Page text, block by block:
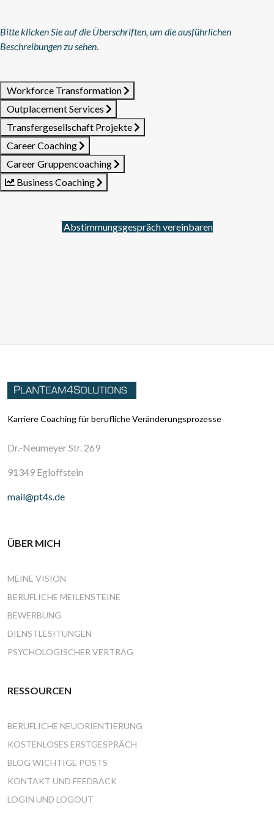
Bitte klicken Sie auf die Überschriften, um die ausführlichen
Beschreibungen zu sehen.
Workforce Transformation
Outplacement Services
Transfergesellschaft Projekte
Career Coaching
Career Gruppencoaching
Business Coaching
Abstimmungsgespräch vereinbaren
Karriere Coaching für berufliche Veränderungsprozesse
Dr.-Neumeyer Str. 269
91349 Egloffstein
mail@pt4s.de
ÜBER MICH
MEINE VISION
BERUFLICHE MEILENSTEINE
BEWERBUNG
DIENSTLESITUNGEN
PSYCHOLOGISCHER VERTRAG
RESSOURCEN
BERUFLICHE NEUORIENTIERUNG
KOSTENLOSES ERSTGESPRÄCH
BLOG WICHTIGE POSTS
KONTAKT UND FEEDBACK
LOGIN UND LOGOUT